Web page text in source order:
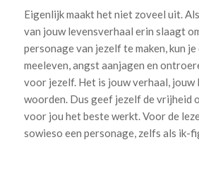
Eigenlijk maakt het niet zoveel uit.
van jouw levensverhaal erin slaagt
personage van jezelf te maken, kun
meeleven, angst aanjagen en
voor jezelf. Het is jouw verhaal, jouw
woorden. Dus geef jezelf de vrijheid
voor jou het beste werkt. Voor de
sowieso een personage, zelfs als ik-